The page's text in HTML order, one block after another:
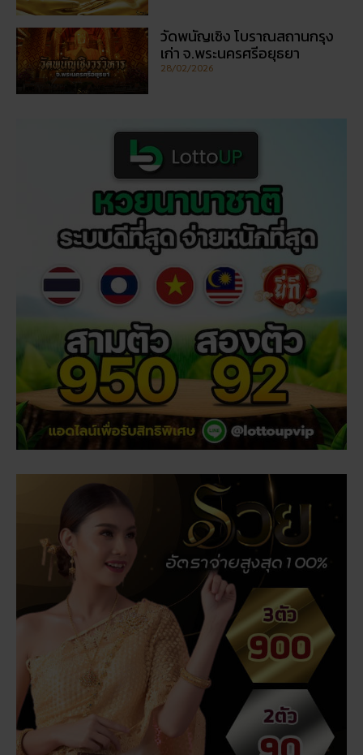
วัดพนัญเชิง โบราณสถานกรุง
เก่า จ.พระนครศรีอยุธยา
28/02/2026